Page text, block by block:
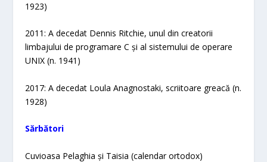
1923)
2011: A decedat Dennis Ritchie, unul din creatorii
limbajului de programare C și al sistemului de operare
UNIX (n. 1941)
2017: A decedat Loula Anagnostaki, scriitoare greacă (n.
1928)
Sărbători​
Cuvioasa Pelaghia și Taisia (calendar ortodox)